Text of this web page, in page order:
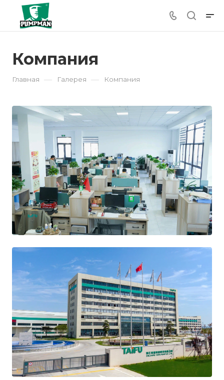
Компания
Главная — Галерея — Компания